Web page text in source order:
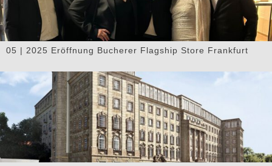
05 | 2025 Eröffnung Bucherer Flagship Store Frankfurt